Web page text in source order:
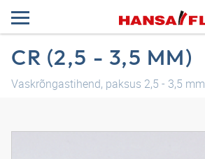
CR (2,5 - 3,5 MM)
Vaskrõngastihend, paksus 2,5 - 3,5 mm